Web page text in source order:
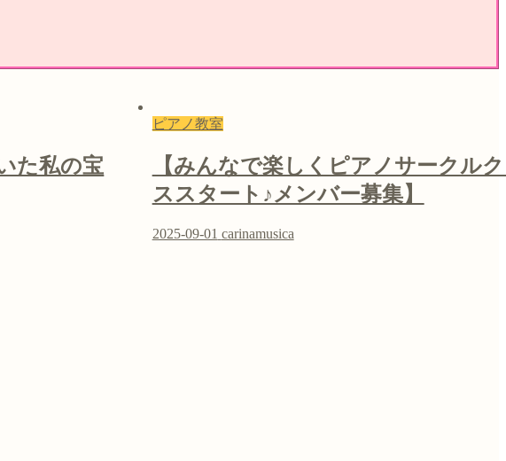
た私の宝
ピアノ教室
【みんなで楽しくピアノサークル
ススタート♪メンバー募集】
2025-09-01 carinamusica